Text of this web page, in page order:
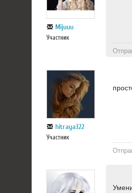
Mijuuu
Участник
hitraya322
Участник